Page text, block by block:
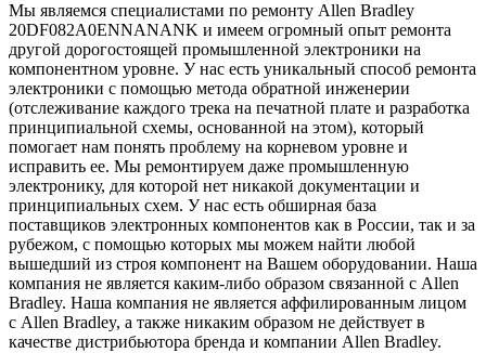
Мы являемся специалистами по ремонту Allen Bradley
20DF082A0ENNANANK и имеем огромный опыт ремонта
другой дорогостоящей промышленной электроники на
компонентном уровне. У нас есть уникальный способ ремонта
электроники с помощью метода обратной инженерии
(отслеживание каждого трека на печатной плате и разработка
принципиальной схемы, основанной на этом), который
помогает нам понять проблему на корневом уровне и
исправить ее. Мы ремонтируем даже промышленную
электронику, для которой нет никакой документации и
принципиальных схем. У нас есть обширная база
поставщиков электронных компонентов как в России, так и за
рубежом, с помощью которых мы можем найти любой
вышедший из строя компонент на Вашем оборудовании. Наша
компания не является каким-либо образом связанной с Allen
Bradley. Наша компания не является аффилированным лицом
с Allen Bradley, а также никаким образом не действует в
качестве дистрибьютора бренда и компании Allen Bradley.